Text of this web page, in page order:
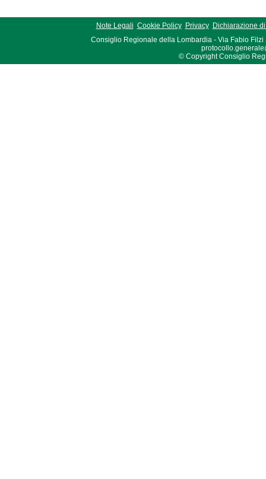
Note Legali Cookie Policy Privacy
Dichiarazione
Consiglio Regionale della Lombardia - Via Fabio Filzi
© Copyright Consiglio